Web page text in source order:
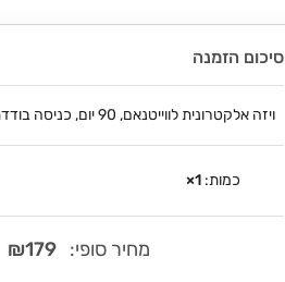
סיכום הזמנה
ויזה אלקטרונית לווייטנאם, 90 יום, כניסה בודדת:
כמות: ×1
מחיר סופי: ₪179